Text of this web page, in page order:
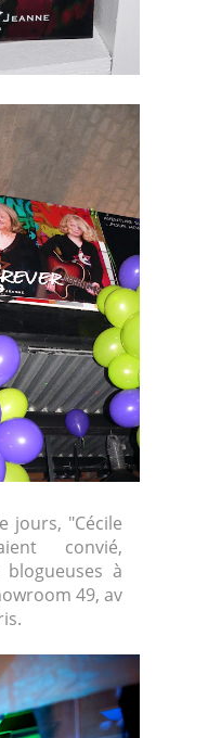
jours, "Cécile
convié,
à
49, av